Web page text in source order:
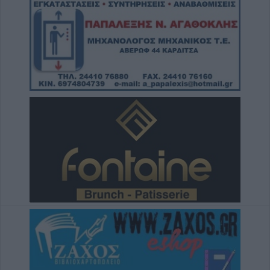
υποδομών κεντρικής δομής του Μουσείου
Πόλης»
8 Αυγούστου 2026, 19:33
Την Κυριακή 9 Αυγούστου η κηδεία του
Κωνσταντίνου Βογιατζή
8 Αυγούστου 2026, 19:28
Την Δευτέρα 10 Αυγούστου η κηδεία του
Κωνσταντίνου Πλεξίδα
Την Κυριακή 9 Αυγούστου η κηδεία της
Θωμαΐτσας Τσιούκα
Μετώπη: Χωρίς τις αισθήσεις του
ανασύρθηκε από την θάλασσα 43χρονος
8 Αυγούστου 2026, 17:14
Σε αναζήτηση λύσης για το χρόνιο
πρόβλημα των ανεπιτήρητων βοοειδών σε